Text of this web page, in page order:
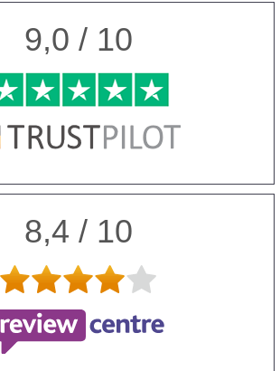
9,0 / 10
8,4 / 10